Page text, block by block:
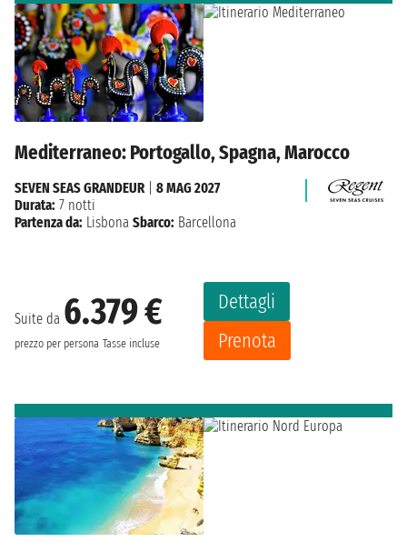
Mediterraneo: Portogallo, Spagna, Marocco
Suite da 6.379 €
prezzo per persona Tasse incluse
Dettagli
Prenota
SEVEN SEAS GRANDEUR
8 MAG 2027
Durata: 7 notti
Partenza da: Lisbona Sbarco: Barcellona